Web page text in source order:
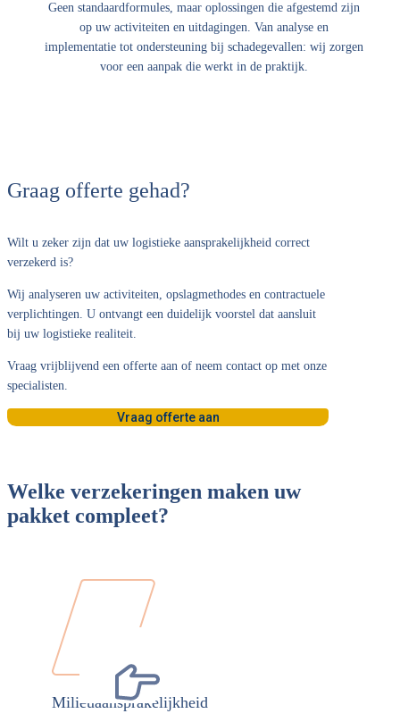
Geen standaardformules, maar oplossingen die afgestemd zijn
op uw activiteiten en uitdagingen. Van analyse en
implementatie tot ondersteuning bij schadegevallen: wij zorgen
voor een aanpak die werkt in de praktijk.
Graag offerte gehad?
Wilt u zeker zijn dat uw logistieke aansprakelijkheid correct
verzekerd is?
Wij analyseren uw activiteiten, opslagmethodes en contractuele
verplichtingen. U ontvangt een duidelijk voorstel dat aansluit
bij uw logistieke realiteit.
Vraag vrijblijvend een offerte aan of neem contact op met onze
specialisten.
Vraag offerte aan
Welke verzekeringen maken uw
pakket compleet?
Milieuaansprakelijkheid